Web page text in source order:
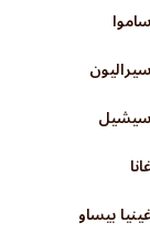
ساموا
سيراليون
سيشيل
غانا
غينيا بيساو